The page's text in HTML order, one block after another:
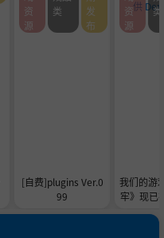
[自费]plugins Ver.0
99
资
源
类
发
布
我们的游
牢》现已
资
源
类